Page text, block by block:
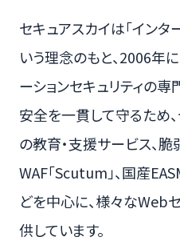
セキュアスカイは「インタ
いう理念のもと、2006年
ーションセキュリティの
安全を一貫して守るため
の教育・支援サービス、脆
WAF「Scutum」、国産
どを中心に、様々なWeb
供しています。